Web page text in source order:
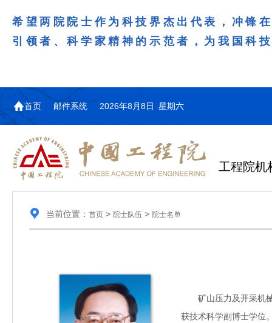
希望两院院士作为科技界杰出代表，冲锋
引领者、科学家精神的示范者，为我国科
首页 邮件系统 2026年8月8日 星期六
工程院机
当前位置： 首页> 院士队伍 > 院士名单
矿山压力及开采机械
获技术科学副博士学位